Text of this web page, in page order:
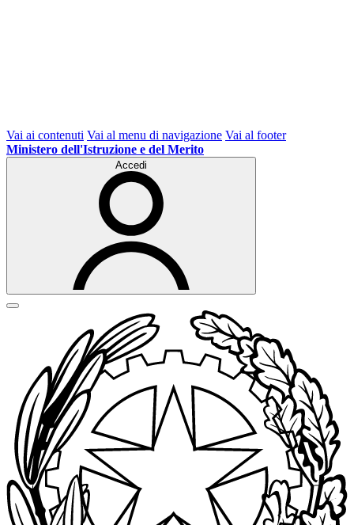
Vai ai contenuti Vai al menu di navigazione Vai al footer
Ministero dell'Istruzione e del Merito
Accedi